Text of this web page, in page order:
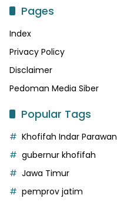
Pages
Index
Privacy Policy
Disclaimer
Pedoman Media Siber
Popular Tags
Khofifah Indar
gubernur khofifah
Jawa Timur
pemprov jatim